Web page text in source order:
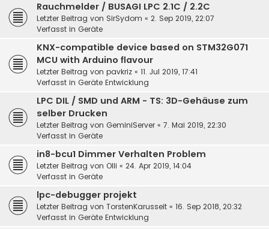
Rauchmelder / BUSAGI LPC 2.1C / 2.2C
Letzter Beitrag von SirSydom « 2. Sep 2019, 22:07
Verfasst in Geräte
KNX-compatible device based on STM32G071
MCU with Arduino flavour
Letzter Beitrag von pavkriz « 11. Jul 2019, 17:41
Verfasst in Geräte Entwicklung
LPC DIL / SMD und ARM - TS: 3D-Gehäuse zum
selber Drucken
Letzter Beitrag von GeminiServer « 7. Mai 2019, 22:30
Verfasst in Geräte
in8-bcu1 Dimmer Verhalten Problem
Letzter Beitrag von Olli « 24. Apr 2019, 14:04
Verfasst in Geräte
lpc-debugger projekt
Letzter Beitrag von TorstenKarusseit « 16. Sep 2018, 20:32
Verfasst in Geräte Entwicklung